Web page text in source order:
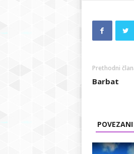
Prethodni
Barbat